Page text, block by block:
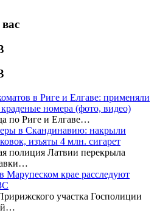
в Риге и Елгаве: применяли
номера (фото, видео)
по Риге и Елгаве…
в Скандинавию: накрыли
изъяты 4 млн. сигарет
полиция Латвии перекрыла
Марупеском крае расследуют
участка Госполиции